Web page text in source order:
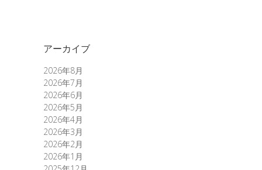
アーカイブ
2026年8月
2026年7月
2026年6月
2026年5月
2026年4月
2026年3月
2026年2月
2026年1月